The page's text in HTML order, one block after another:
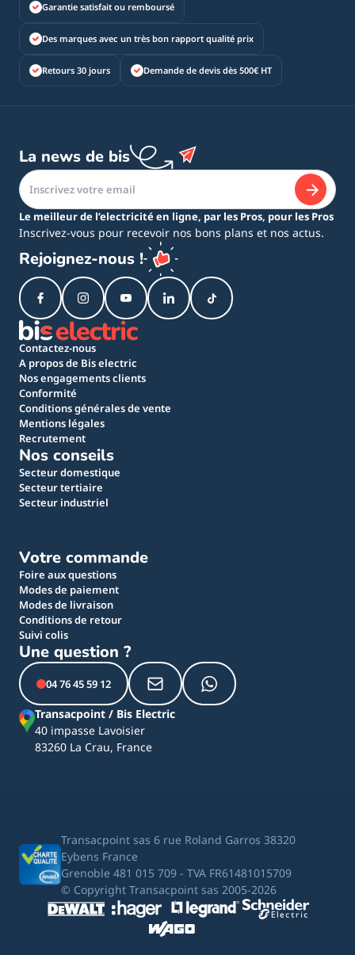
Garantie satisfait ou remboursé
Des marques avec un très bon rapport qualité prix
Retours 30 jours Demande de devis dès 500€ HT
La news de bis
Le meilleur de l’electricité en ligne, par les Pros, pour les Pros
Inscrivez-vous pour recevoir nos bons plans et nos actus.
Rejoignez-nous !
Contactez-nous
A propos de Bis electric
Nos engagements clients
Conformité
Conditions générales de vente
Mentions légales
Recrutement
Nos conseils
Secteur domestique
Secteur tertiaire
Secteur industriel
Votre commande
Foire aux questions
Modes de paiement
Modes de livraison
Conditions de retour
Suivi colis
Une question ?
04 76 45 59 12
Transacpoint / Bis Electric
40 impasse Lavoisier
83260 La Crau, France
Transacpoint sas 6 rue Roland Garros 38320
Eybens France
Grenoble 481 015 709 - TVA FR61481015709
© Copyright Transacpoint sas 2005-2026